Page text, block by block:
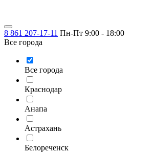
8 861 207-17-11 Пн-Пт 9:00 - 18:00
Все города
Все города
Краснодар
Анапа
Астрахань
Белореченск